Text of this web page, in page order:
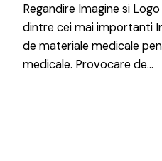
Regandire Imagine si
dintre cei mai importanti
de materiale medicale
medicale. Provocare de…